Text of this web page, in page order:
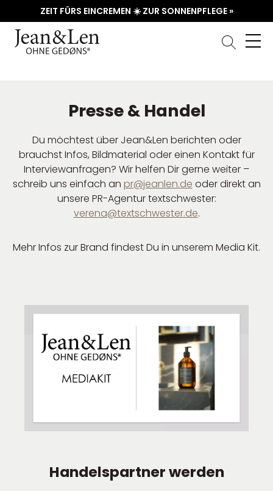
ZEIT FÜRS EINCREMEN ☀️ ZUR SONNENPFLEGE »
Presse & Handel
Du möchtest über Jean&Len berichten oder
brauchst Infos, Bildmaterial oder einen Kontakt für
Interviewanfragen? Wir helfen Dir gerne weiter –
schreib uns einfach an pr@jeanlen.de oder direkt an
unsere PR-Agentur textschwester:
verena@textschwester.de.
Mehr Infos zur Brand findest Du in unserem Media Kit.
Handelspartner werden